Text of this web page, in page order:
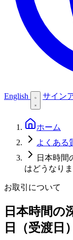
English サイン
ホーム
よくある
日本時間
はどうなり
お取引について
日本時間の
日（受渡日